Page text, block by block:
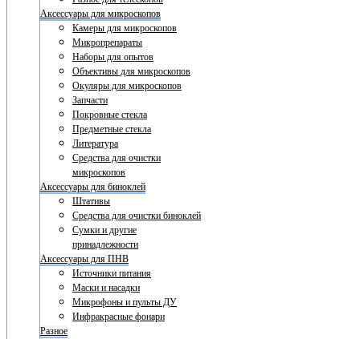
Аксессуары для микроскопов
Камеры для микроскопов
Микропрепараты
Наборы для опытов
Объективы для микроскопов
Окуляры для микроскопов
Запчасти
Покровные стекла
Предметные стекла
Литература
Средства для очистки
микроскопов
Аксессуары для биноклей
Штативы
Средства для очистки биноклей
Сумки и другие
принадлежности
Аксессуары для ПНВ
Источники питания
Маски и насадки
Микрофоны и пульты ДУ
Инфракрасные фонари
Разное